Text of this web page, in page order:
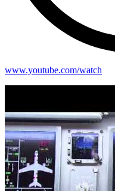
www.youtube.com/watch